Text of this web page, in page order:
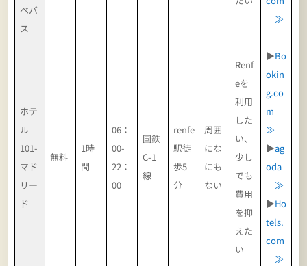
ベバ
ス
≫
ホテ
ル
101-
マド
リー
ド
無料
1時
間
06：
00-
22：
00
国鉄
C-1
線
renfe
駅徒
歩5
分
周囲
にな
にも
ない
Renf
eを
利用
した
い、
少し
でも
費用
を抑
えた
い
▶Bo
okin
g.co
m
≫
▶ag
oda
≫
▶Ho
tels.
com
≫